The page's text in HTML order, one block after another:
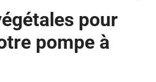
pour
pompe à